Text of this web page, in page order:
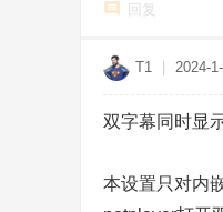
回复
T1 2024-
双字幕同时显
本设置只对内